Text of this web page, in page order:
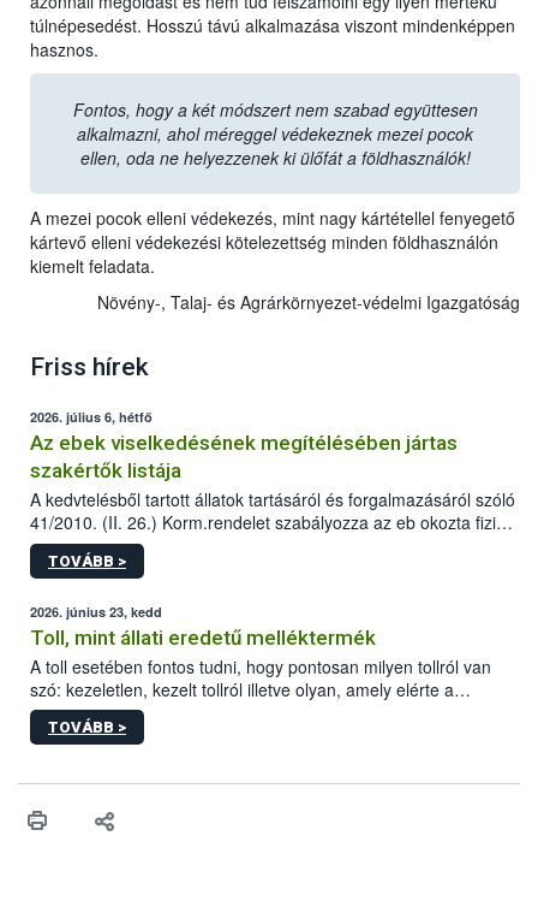
túlnépesedést. Hosszú távú alkalmazása viszont mindenképpen
hasznos.
Fontos, hogy a két módszert nem szabad együttesen
alkalmazni, ahol méreggel védekeznek mezei pocok
ellen, oda ne helyezzenek ki ülőfát a földhasználók!
A mezei pocok elleni védekezés, mint nagy kártétellel fenyegető
kártevő elleni védekezési kötelezettség minden földhasználón
kiemelt feladata.
Növény-, Talaj- és Agrárkörnyezet-védelmi Igazgatóság
Friss hírek
2026. július 6, hétfő
Az ebek viselkedésének megítélésében jártas
szakértők listája
A kedvtelésből tartott állatok tartásáról és forgalmazásáról szóló
41/2010. (II. 26.) Korm.rendelet szabályozza az eb okozta fizikai
sérülés, illetve ennek veszélye keletkezésekor felmerülő
hatósági feladatokat, valamint a veszélyes eb tartását és annak
vonni az ebek viselkedésének megítélésében jártas szakértőt.
TOVÁBB >
2026. június 23, kedd
Toll, mint állati eredetű melléktermék
A toll esetében fontos tudni, hogy pontosan milyen tollról van
szó: kezeletlen, kezelt tollról illetve olyan, amely elérte a
„végpontját”.
TOVÁBB >